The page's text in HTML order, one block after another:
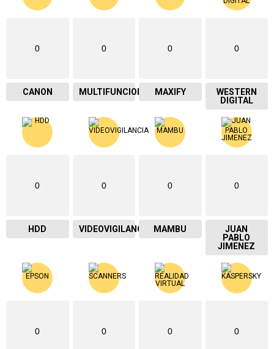
0
CANON
0
MULTIFUNCIONAL
0
MAXIFY
0
WESTERN
DIGITAL
0
HDD
0
VIDEOVIGILANCIA
0
MAMBU
0
JUAN
PABLO
JIMENEZ
0 0 0 0